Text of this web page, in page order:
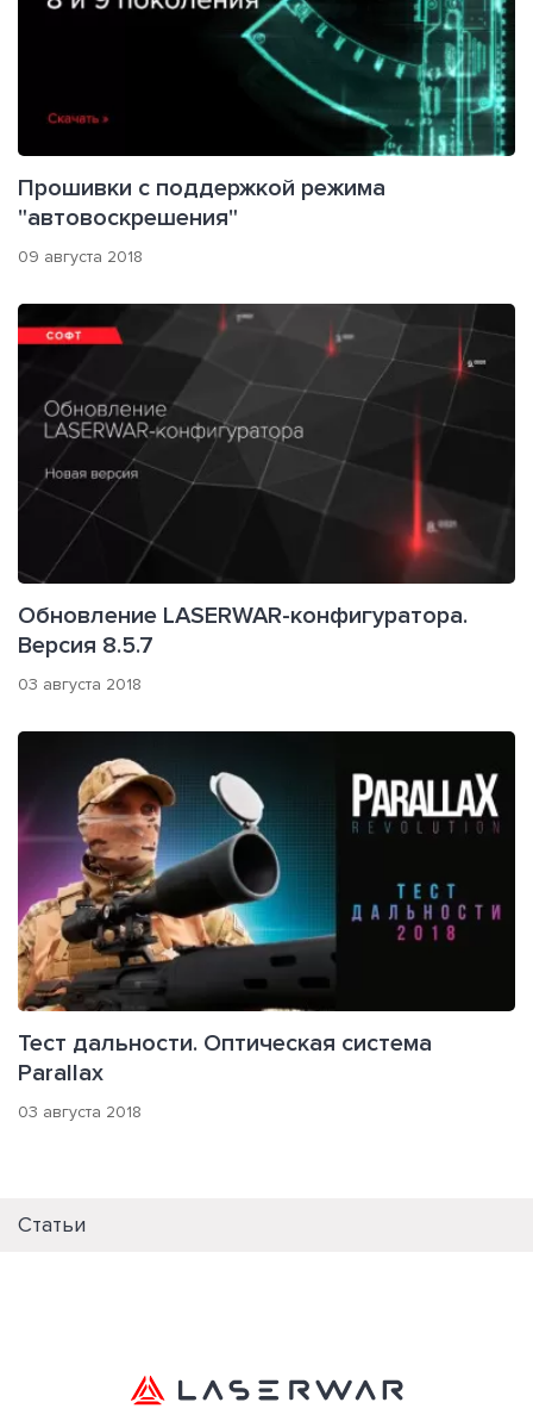
Прошивки с поддержкой режима
"автовоскрешения"
09 августа 2018
Обновление LASERWAR-конфигуратора.
Версия 8.5.7
03 августа 2018
Тест дальности. Оптическая система
Parallax
03 августа 2018
Статьи